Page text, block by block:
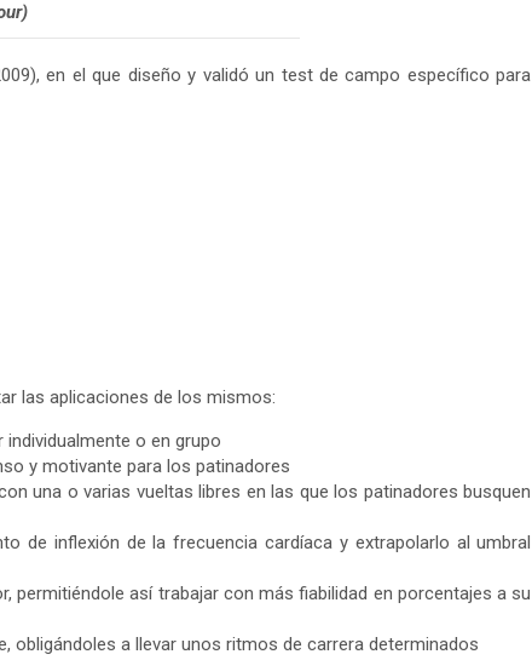
en el que diseño y validó un test de campo específico para
las aplicaciones de los mismos:
individualmente o en grupo
y motivante para los patinadores
una o varias vueltas libres en las que los patinadores busquen
de inflexión de la frecuencia cardíaca y extrapolarlo al umbral
permitiéndole así trabajar con más fiabilidad en porcentajes a su
obligándoles a llevar unos ritmos de carrera determinados